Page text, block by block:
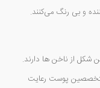
و بی رنگ می‌کنند.
شکل از ناخن ها دارند.
پوست رعایت